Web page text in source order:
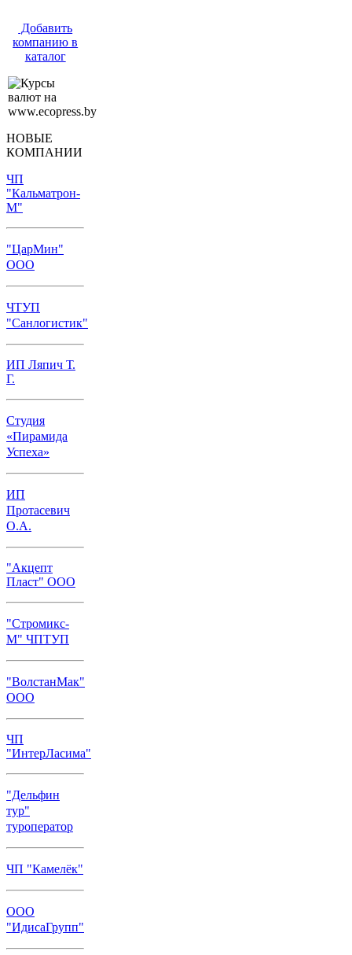
Добавить
компанию в
каталог
НОВЫЕ
КОМПАНИИ
ЧП
"Кальматрон-
М"
"ЦарМин"
ООО
ЧТУП
"Санлогистик"
ИП Ляпич Т.
Г.
Студия
«Пирамида
Успеха»
ИП
Протасевич
О.А.
"Акцепт
Пласт" ООО
"Стромикс-
М" ЧПТУП
"ВолстанМак"
ООО
ЧП
"ИнтерЛасима"
"Дельфин
тур"
туроператор
ЧП "Камелёк"
ООО
"ИдисаГрупп"